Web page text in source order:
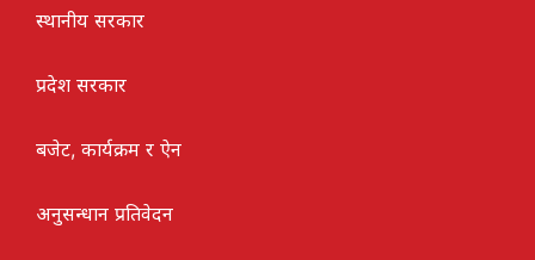
स्थानीय सरकार
प्रदेश सरकार
बजेट, कार्यक्रम र ऐन
अनुसन्धान प्रतिवेदन